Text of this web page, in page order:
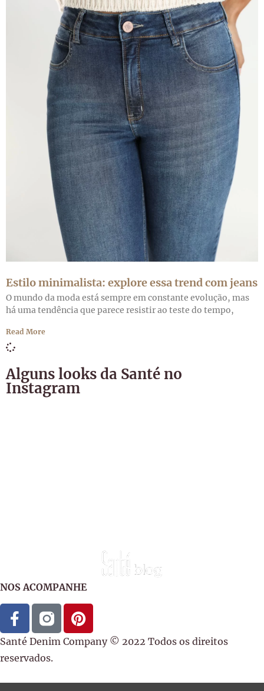
Estilo minimalista: explore essa trend com jeans
O mundo da moda está sempre em constante evolução, mas
há uma tendência que parece resistir ao teste do tempo,
Read More
Alguns looks da Santé no
Instagram
Santé Denim Company © 2022 Todos os direitos
reservados.
NOS ACOMPANHE